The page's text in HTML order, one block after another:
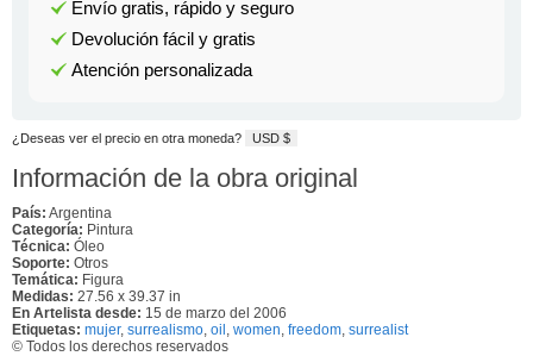
Envío gratis, rápido y seguro
Devolución fácil y gratis
Atención personalizada
¿Deseas ver el precio en otra moneda? USD $
Información de la obra original
País: Argentina
Categoría: Pintura
Técnica: Óleo
Soporte: Otros
Temática: Figura
Medidas: 27.56 x 39.37 in
En Artelista desde: 15 de marzo del 2006
Etiquetas: mujer, surrealismo, oil , women, freedom, surrealist
© Todos los derechos reservados